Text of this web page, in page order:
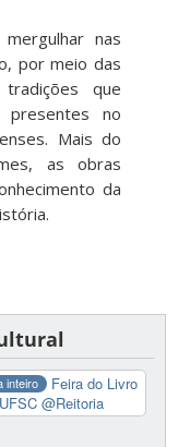
nas
por meio das
que
presentes no
Mais do
as obras
da
inteiro
Feira do Livro
@Reitoria